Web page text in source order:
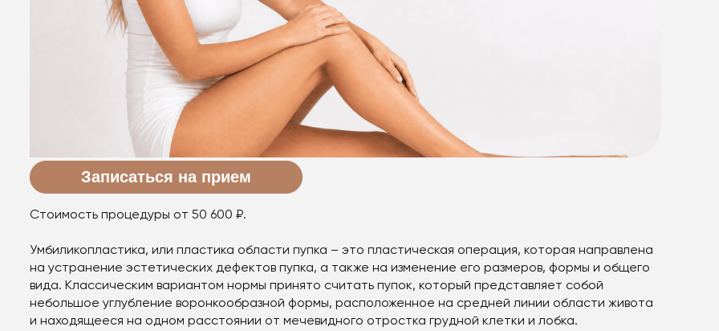
Записаться на прием
Стоимость процедуры от 50 600 ₽.
Умбиликопластика, или пластика области пупка – это пластическая операция, которая направлена
на устранение эстетических дефектов пупка, а также на изменение его размеров, формы и общего
вида. Классическим вариантом нормы принято считать пупок, который представляет собой
небольшое углубление воронкообразной формы, расположенное на средней линии области живота
и находящееся на одном расстоянии от мечевидного отростка грудной клетки и лобка.